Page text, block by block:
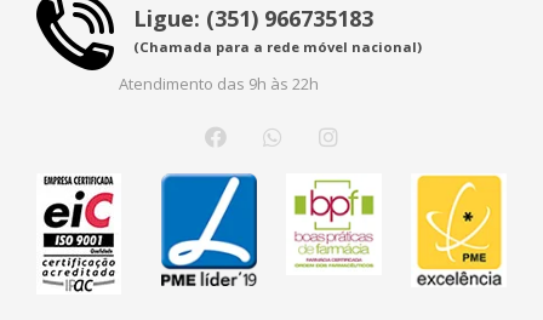
Ligue: (351) 966735183
(Chamada para a rede móvel nacional)
Atendimento das 9h às 22h